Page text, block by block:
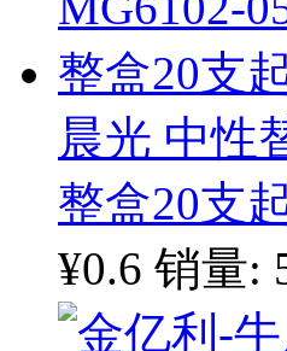
晨光 中性
整盒20支
¥0.6 销量: